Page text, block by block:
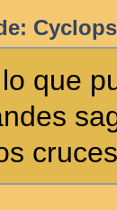
que